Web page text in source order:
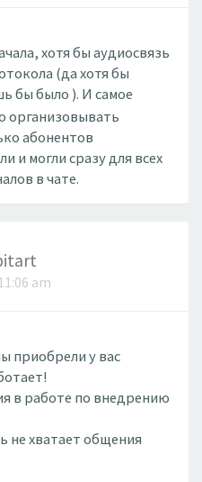
хотя бы аудиосвязь
(да хотя бы
бы было ). И самое
организовывать
абонентов
и могли сразу для всех
в чате.
am
приобрели у вас
в работе по внедрению
не хватает общения